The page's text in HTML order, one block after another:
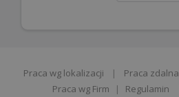
Praca wg lokalizacji | Praca zdalna
Praca wg Firm
| Regulamin